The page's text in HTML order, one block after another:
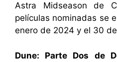
Astra Midseason de
películas nominadas se
enero de 2024 y el 30
Dune: Parte Dos de